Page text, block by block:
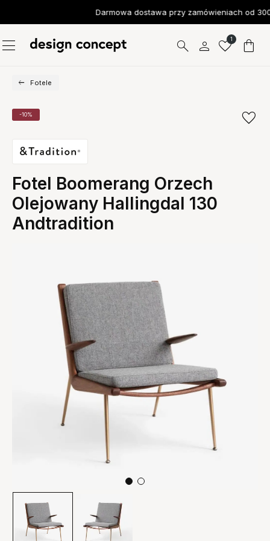
Darmowa dostawa przy zamówieniach od 300
1
Fotele
-10%
Fotel Boomerang Orzech
Olejowany Hallingdal 130
Andtradition